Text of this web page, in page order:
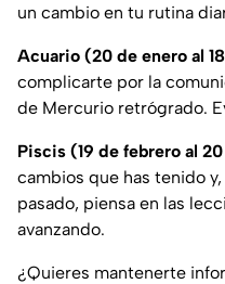
un cambio en tu rutina
Acuario (20 de enero al
complicarte por la
de Mercurio retrógrado.
Piscis (19 de febrero al
cambios que has tenido
pasado, piensa en las
avanzando.
¿Quieres mantenerte